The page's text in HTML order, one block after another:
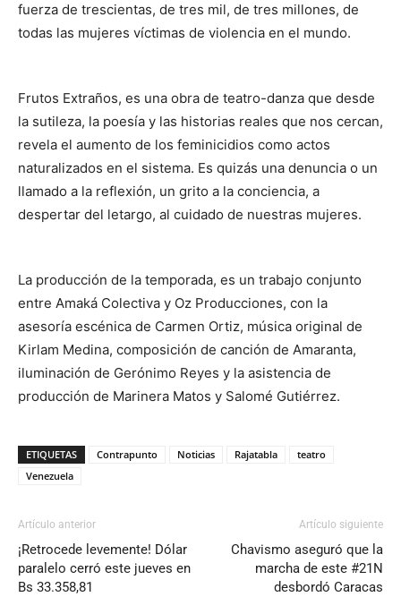
fuerza de trescientas, de tres mil, de tres millones, de
todas las mujeres víctimas de violencia en el mundo.
Frutos Extraños, es una obra de teatro-danza que desde
la sutileza, la poesía y las historias reales que nos cercan,
revela el aumento de los feminicidios como actos
naturalizados en el sistema. Es quizás una denuncia o un
llamado a la reflexión, un grito a la conciencia, a
despertar del letargo, al cuidado de nuestras mujeres.
La producción de la temporada, es un trabajo conjunto
entre Amaká Colectiva y Oz Producciones, con la
asesoría escénica de Carmen Ortiz, música original de
Kirlam Medina, composición de canción de Amaranta,
iluminación de Gerónimo Reyes y la asistencia de
producción de Marinera Matos y Salomé Gutiérrez.
ETIQUETAS Contrapunto Noticias Rajatabla
teatro
Venezuela
Artículo anterior
¡Retrocede levemente! Dólar
paralelo cerró este jueves en
Bs 33.358,81
Artículo siguiente
Chavismo aseguró que la
marcha de este #21N
desbordó Caracas